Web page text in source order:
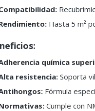
Hasta 5 m²
química
resistencia: Soporta
Fórmula
Cumple con